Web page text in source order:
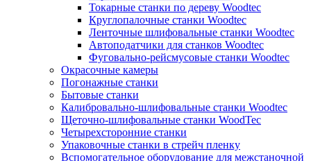
Токарные станки по дереву Woodtec
Круглопалочные станки Woodtec
Ленточные шлифовальные станки Woodtec
Автоподатчики для станков Woodtec
Фуговально-рейсмусовые станки Woodtec
Окрасочные камеры
Погонажные станки
Бытовые станки
Калибровально-шлифовальные станки Woodtec
Щеточно-шлифовальные станки WoodTec
Четырехсторонние станки
Упаковочные станки в стрейч пленку
Вспомогательное оборудование для межстаночной